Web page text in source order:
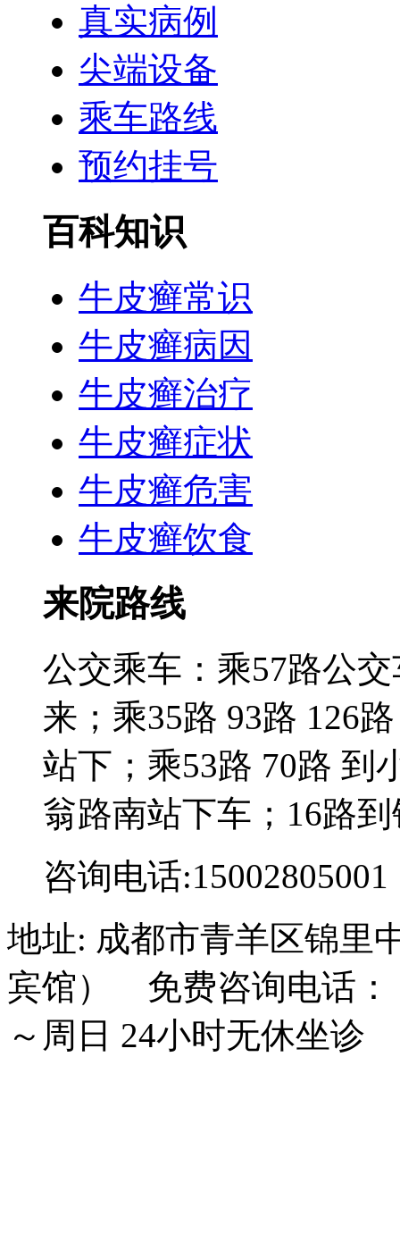
真实病例
尖端设备
乘车路线
预约挂号
百科知识
牛皮癣常识
牛皮癣病因
牛皮癣治疗
牛皮癣症状
牛皮癣危害
牛皮癣饮食
来院路线
公交乘车：乘57路公
来；乘35路 93路 126
站下；乘53路 70路 到
翁路南站下车；16路
咨询电话:15002805001
地址: 成都市青羊区锦里
宾馆） 免费咨询电话：
～周日 24小时无休坐诊